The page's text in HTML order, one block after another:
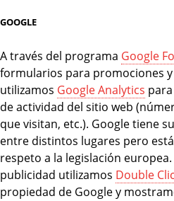
GOOGLE
A través del programa Google
formularios para promociones
utilizamos Google Analytics
de actividad del sitio web
que visitan, etc.). Google tiene
entre distintos lugares pero
respeto a la legislación
publicidad utilizamos Double
propiedad de Google y